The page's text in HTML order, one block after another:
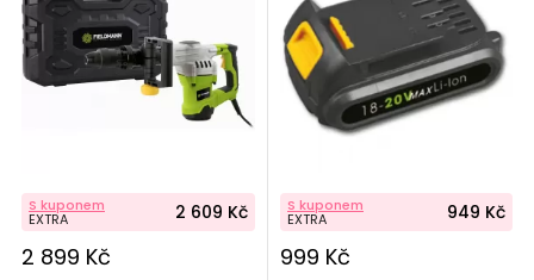
S kuponem
EXTRA 2 609 Kč
2 899 Kč
S kuponem
EXTRA 949 Kč
999 Kč